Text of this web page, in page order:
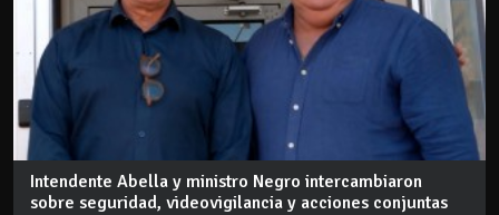
Intendente Abella y ministro Negro intercambiaron
sobre seguridad, videovigilancia y acciones conjuntas